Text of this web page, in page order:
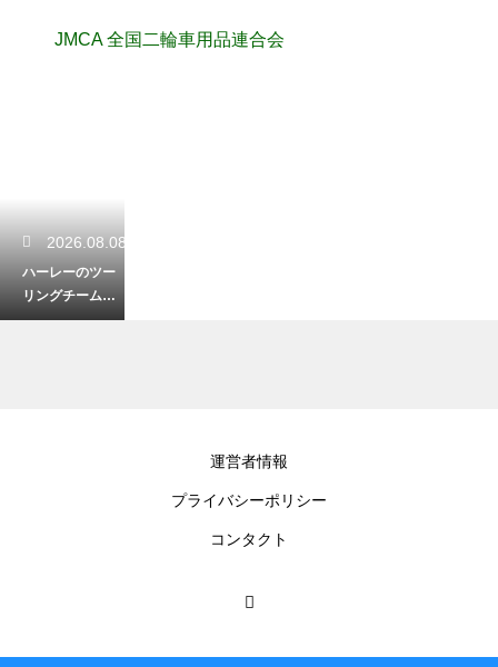
JMCA 全国二輪車用品連合会
2026.08.08
ハーレーのツー
リングチームへ
の入り方！気の
運営者情報
プライバシーポリシー
コンタクト